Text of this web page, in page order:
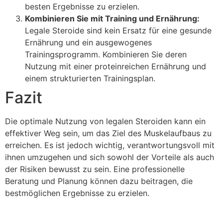
besten Ergebnisse zu erzielen.
Kombinieren Sie mit Training und Ernährung:
Legale Steroide sind kein Ersatz für eine gesunde
Ernährung und ein ausgewogenes
Trainingsprogramm. Kombinieren Sie deren
Nutzung mit einer proteinreichen Ernährung und
einem strukturierten Trainingsplan.
Fazit
Die optimale Nutzung von legalen Steroiden kann ein
effektiver Weg sein, um das Ziel des Muskelaufbaus zu
erreichen. Es ist jedoch wichtig, verantwortungsvoll mit
ihnen umzugehen und sich sowohl der Vorteile als auch
der Risiken bewusst zu sein. Eine professionelle
Beratung und Planung können dazu beitragen, die
bestmöglichen Ergebnisse zu erzielen.